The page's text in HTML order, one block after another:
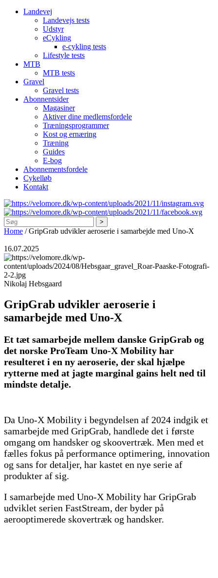
Landevej
Landevejs tests
Udstyr
eCykling
e-cykling tests
Lifestyle tests
MTB
MTB tests
Gravel
Gravel tests
Abonnentsider
Magasiner
Aktiver dine medlemsfordele
Træningsprogrammer
Kost og ernæring
Træning
Guides
E-bog
Abonnementsfordele
Cykelløb
Kontakt
Søg
Home /GripGrab udvikler aeroserie i samarbejde med Uno-X
16.07.2025
Nikolaj Hebsgaard
GripGrab udvikler aeroserie i
samarbejde med Uno-X
Et tæt samarbejde mellem danske GripGrab og
det norske ProTeam Uno-X Mobility har
resulteret i en ny aeroserie, der skal hjælpe
rytterne med at jagte marginal gains helt ned til
mindste detalje.
Da Uno-X Mobility i begyndelsen af 2024 indgik et
samarbejde med GripGrab, handlede det i første
omgang om handsker og skoovertræk. Men med et
fælles fokus på performance optimering, innovation
og sans for detaljer, har kastet en nye serie af
produkter af sig.
I samarbejde med Uno-X Mobility har GripGrab
udviklet serien FastStream, der byder på
aerooptimerede skovertræk og handsker.